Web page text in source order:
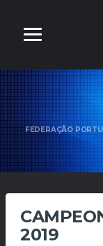
FEDERAÇÃO
2019